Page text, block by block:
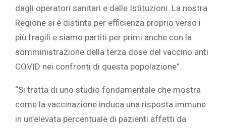
dagli operatori sanitari e dalle Istituzioni. La nostra
Regione si è distinta per efficienza proprio verso i
più fragili e siamo partiti per primi anche con la
somministrazione della terza dose del vaccino anti
COVID nei confronti di questa popolazione”.
“Si tratta di uno studio fondamentale che mostra
come la vaccinazione induca una risposta immune
in un’elevata percentuale di pazienti affetti da